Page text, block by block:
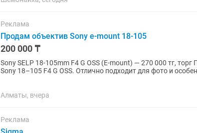
Реклама
Продам объектив Sony e-mount 18-105
200 000 ₸
Sony SELP 18-105mm F4 G OSS (E-mount) — 270 000 тг, торг Продаю универсальный объектив
Sony 18–105 F4 G OSS. Отлично подходит для фото и
Алматы, вчера
Реклама